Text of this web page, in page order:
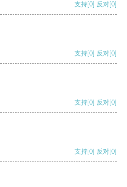
支持[0] 反对[0]
支持[0] 反对[0]
支持[0] 反对[0]
支持[0] 反对[0]